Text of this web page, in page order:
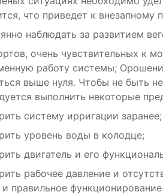
что приведет к внезапному
наблюдать за развитием
очень чувствительных к
работу системы;
выше нуля. Чтобы не быть
выполнить некоторые
систему ирригации заранее;
уровень воды в колодце;
двигатель и его
рабочее давление и
правильное